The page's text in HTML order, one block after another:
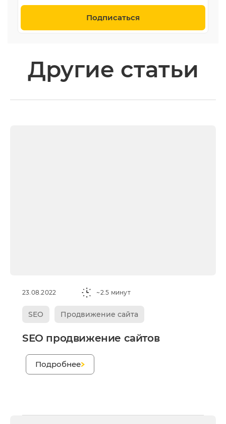
Подписаться
Другие статьи
23.08.2022 ~2.5 минут
SEO Продвижение сайта
SEO продвижение сайтов
Подробнее